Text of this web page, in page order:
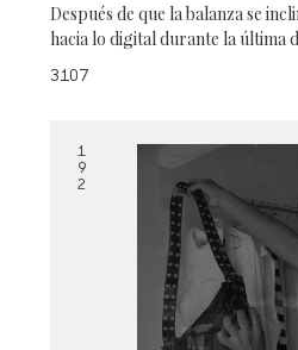
Después de que la balanza se
hacia lo digital durante la última
3107
1
9
2